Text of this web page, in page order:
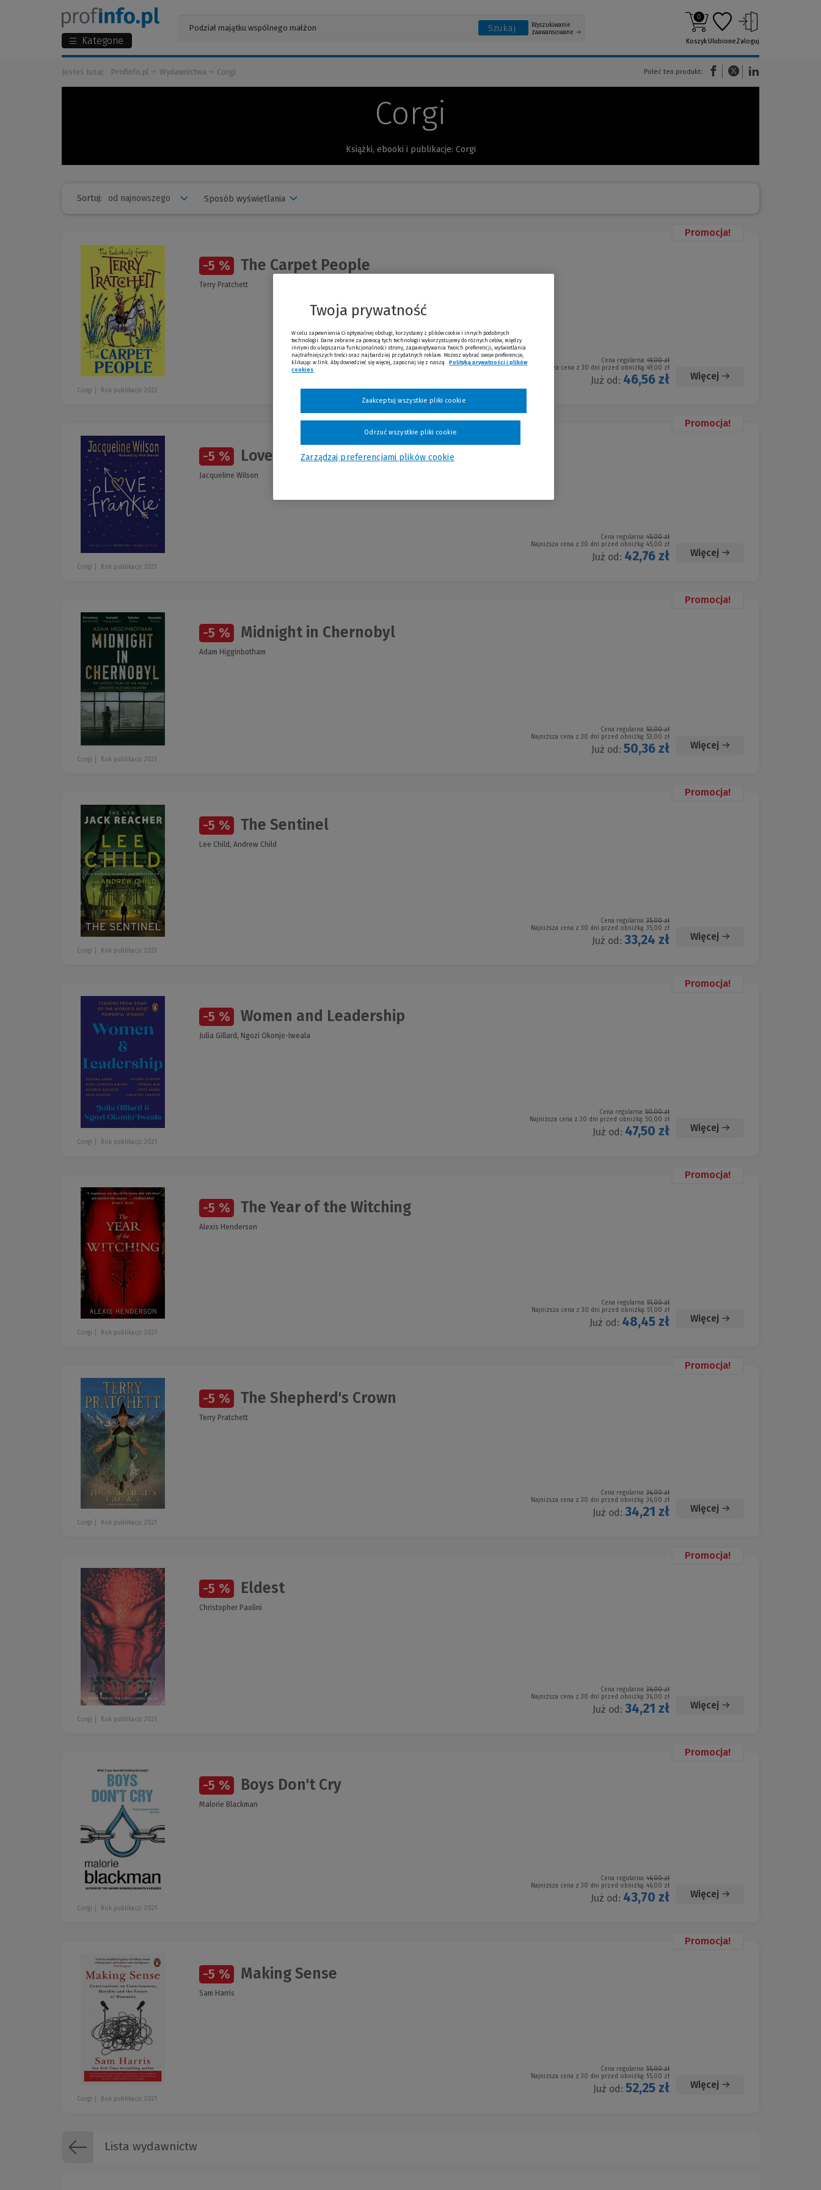
Kategorie
Szukaj
Wyszukiwanie
zaawansowane
0
KoszykUlubioneZaloguj
Jesteś tutaj: Profinfo.pl Wydawnictwa Corgi Poleć ten produkt:
(Nowe okno)(Link do innej strony)
Corgi
Książki, ebooki i publikacje: Corgi
Sortuj: Sposób wyświetlania
Promocja!
-5 % The Carpet People
Terry Pratchett
Cena regularna: 49,00 zł
Najniższa cena z 30 dni przed obniżką: 49,00 zł
Już od: 46,56 zł Więcej
Corgi Rok publikacji: 2022
Promocja!
-5 % Love Frankie
Jacqueline Wilson
Cena regularna: 45,00 zł
Najniższa cena z 30 dni przed obniżką: 45,00 zł
Już od: 42,76 zł Więcej
Corgi Rok publikacji: 2021
Promocja!
-5 % Midnight in Chernobyl
Adam Higginbotham
Cena regularna: 53,00 zł
Najniższa cena z 30 dni przed obniżką: 53,00 zł
Już od: 50,36 zł Więcej
Corgi Rok publikacji: 2021
Promocja!
-5 % The Sentinel
Lee Child, Andrew Child
Cena regularna: 35,00 zł
Najniższa cena z 30 dni przed obniżką: 35,00 zł
Już od: 33,24 zł Więcej
Corgi Rok publikacji: 2021
Promocja!
-5 % Women and Leadership
Julia Gillard, Ngozi Okonjo-Iweala
Cena regularna: 50,00 zł
Najniższa cena z 30 dni przed obniżką: 50,00 zł
Już od: 47,50 zł Więcej
Corgi Rok publikacji: 2021
Promocja!
-5 % The Year of the Witching
Alexis Henderson
Cena regularna: 51,00 zł
Najniższa cena z 30 dni przed obniżką: 51,00 zł
Już od: 48,45 zł Więcej
Corgi Rok publikacji: 2021
Promocja!
-5 % The Shepherd's Crown
Terry Pratchett
Cena regularna: 36,00 zł
Najniższa cena z 30 dni przed obniżką: 36,00 zł
Już od: 34,21 zł Więcej
Corgi Rok publikacji: 2021
Promocja!
-5 % Eldest
Christopher Paolini
Cena regularna: 36,00 zł
Najniższa cena z 30 dni przed obniżką: 36,00 zł
Już od: 34,21 zł Więcej
Corgi Rok publikacji: 2021
Promocja!
-5 % Boys Don't Cry
Malorie Blackman
Cena regularna: 46,00 zł
Najniższa cena z 30 dni przed obniżką: 46,00 zł
Już od: 43,70 zł Więcej
Corgi Rok publikacji: 2021
Promocja!
-5 % Making Sense
Sam Harris
Cena regularna: 55,00 zł
Najniższa cena z 30 dni przed obniżką: 55,00 zł
Już od: 52,25 zł Więcej
Corgi Rok publikacji: 2021
Lista wydawnictw
Twoja prywatność
W celu zapewnienia Ci optymalnej obsługi, korzystamy z plików cookie i innych podobnych
technologii. Dane zebrane za pomocą tych technologii wykorzystujemy do różnych celów, między
innymi do ulepszania funkcjonalności strony, zapamiętywania Twoich preferencji, wyświetlania
najtrafniejszych treści oraz najbardziej przydatnych reklam. Możesz wybrać swoje preferencje,
klikając w link. Aby dowiedzieć się więcej, zapoznaj się z naszą
Polityką prywatności i plików
cookies
Zarządzaj preferencjami plików cookie
Odrzuć wszystkie pliki cookie
Zaakceptuj wszystkie pliki cookie